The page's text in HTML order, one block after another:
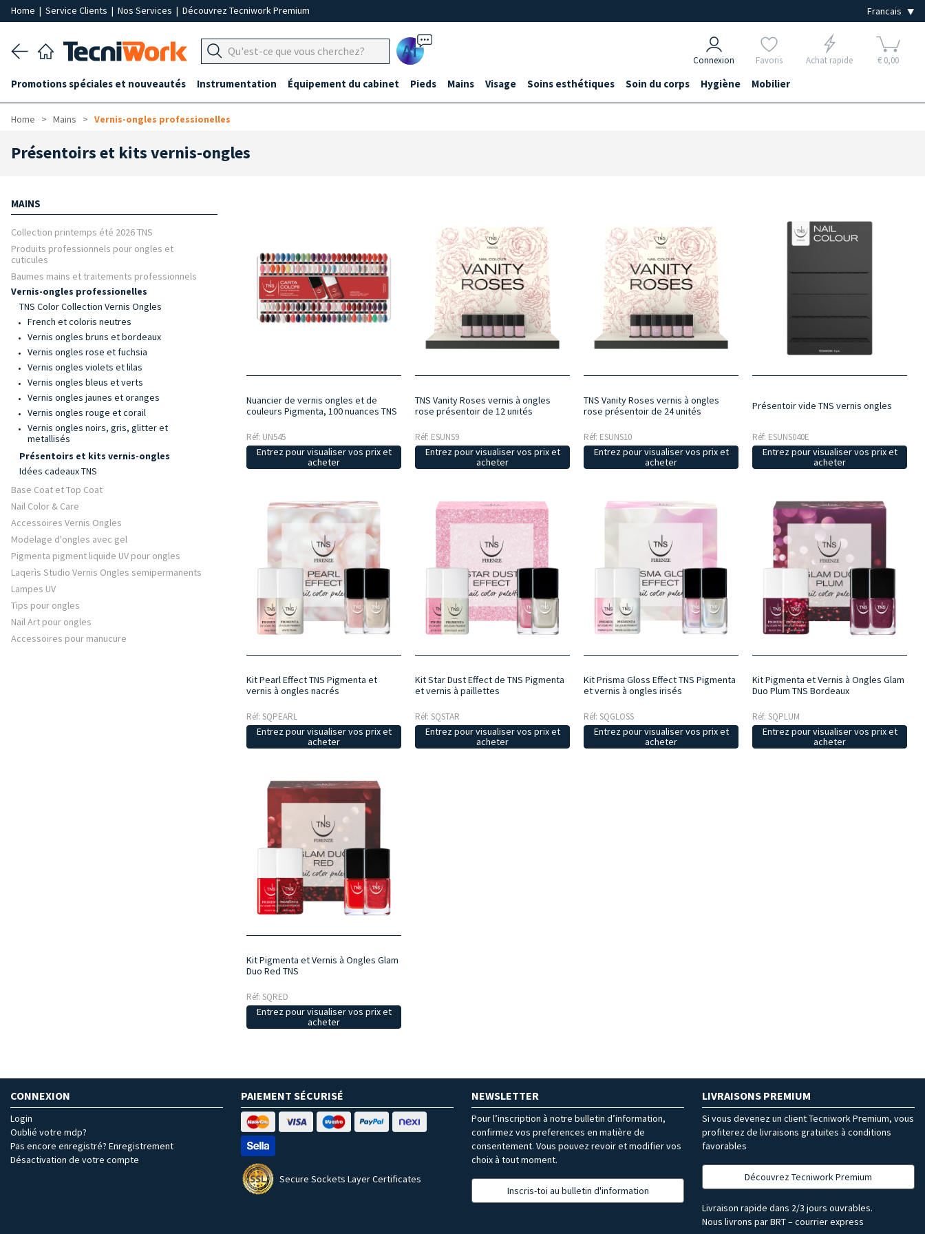
Home | Service Clients | Nos Services | Découvrez Tecniwork Premium
Ai Connexion Favoris Achat rapide € 0,00
Promotions spéciales et nouveautés Instrumentation Équipement du cabinet Pieds Mains Visage Soins esthétiques Soin du corps Hygiène Mobilier
Home Mains Vernis-ongles professionelles
Présentoirs et kits vernis-ongles
MAINS
Collection printemps été 2026 TNS
Produits professionnels pour ongles et
cuticules
Baumes mains et traitements professionnels
Vernis-ongles professionelles
TNS Color Collection Vernis Ongles
French et coloris neutres
Vernis ongles bruns et bordeaux
Vernis ongles rose et fuchsia
Vernis ongles violets et lilas
Vernis ongles bleus et verts
Vernis ongles jaunes et oranges
Vernis ongles rouge et corail
Vernis ongles noirs, gris, glitter et
metallisés
Présentoirs et kits vernis-ongles
Idées cadeaux TNS
Base Coat et Top Coat
Nail Color & Care
Accessoires Vernis Ongles
Modelage d'ongles avec gel
Pigmenta pigment liquide UV pour ongles
Laqerìs Studio Vernis Ongles semipermanents
Lampes UV
Tips pour ongles
Nail Art pour ongles
Accessoires pour manucure
Nuancier de vernis ongles et de
couleurs Pigmenta, 100 nuances TNS
Réf: UN545
Entrez pour visualiser vos prix et
acheter
TNS Vanity Roses vernis à ongles
rose présentoir de 12 unités
Réf: ESUNS9
Entrez pour visualiser vos prix et
acheter
TNS Vanity Roses vernis à ongles
rose présentoir de 24 unités
Réf: ESUNS10
Entrez pour visualiser vos prix et
acheter
Présentoir vide TNS vernis ongles
Réf: ESUNS040E
Entrez pour visualiser vos prix et
acheter
Kit Pearl Effect TNS Pigmenta et
vernis à ongles nacrés
Réf: SQPEARL
Entrez pour visualiser vos prix et
acheter
Kit Star Dust Effect de TNS Pigmenta
et vernis à paillettes
Réf: SQSTAR
Entrez pour visualiser vos prix et
acheter
Kit Prisma Gloss Effect TNS Pigmenta
et vernis à ongles irisés
Réf: SQGLOSS
Entrez pour visualiser vos prix et
acheter
Kit Pigmenta et Vernis à Ongles Glam
Duo Plum TNS Bordeaux
Réf: SQPLUM
Entrez pour visualiser vos prix et
acheter
Kit Pigmenta et Vernis à Ongles Glam
Duo Red TNS
Réf: SQRED
Entrez pour visualiser vos prix et
acheter
CONNEXION
Login
Oublié votre mdp?
Pas encore enregistré? Enregistrement
Désactivation de votre compte
PAIEMENT SÉCURISÉ
Secure Sockets Layer Certificates
NEWSLETTER
Pour l’inscription à notre bulletin d’information,
confirmez vos preferences en matière de
consentement. Vous pouvez revoir et modifier vos
choix à tout moment.
Inscris-toi au bulletin d'information
LIVRAISONS PREMIUM
Si vous devenez un client Tecniwork Premium, vous
profiterez de livraisons gratuites à conditions
favorables
Découvrez Tecniwork Premium
Livraison rapide dans 2/3 jours ouvrables.
Nous livrons par BRT – courrier express